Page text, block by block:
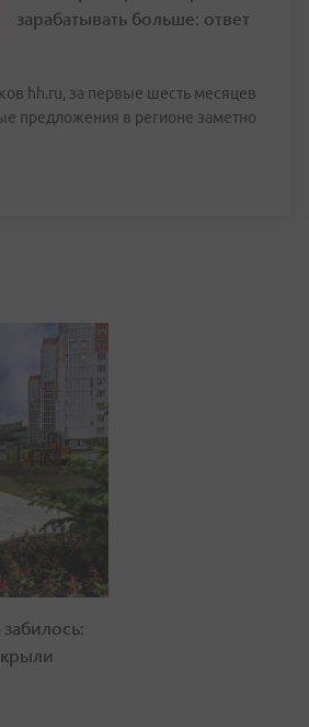
зарабатывать больше: ответ
hh.ru, за первые шесть месяцев
предложения в регионе заметно